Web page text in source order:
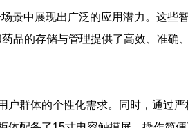
景中展现出广泛的应用潜力。这些
品的存储与管理提供了高效、准确
群体的个性化需求。同时，通过严